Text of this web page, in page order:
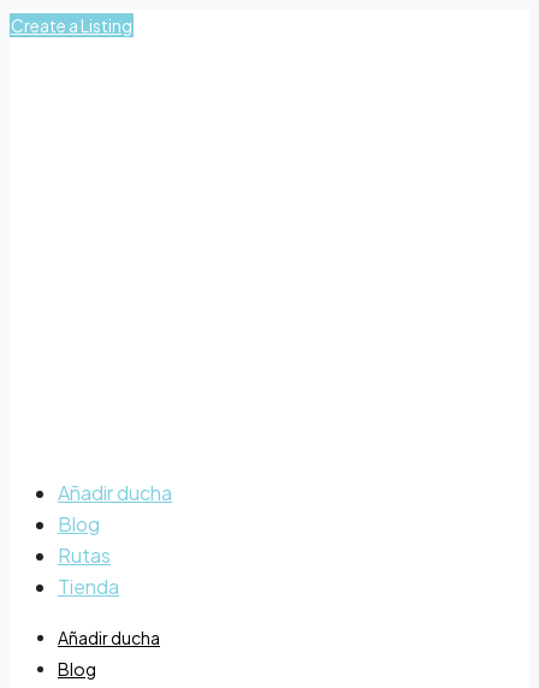
Create a Listing
Añadir ducha
Blog
Rutas
Tienda
Añadir ducha
Blog